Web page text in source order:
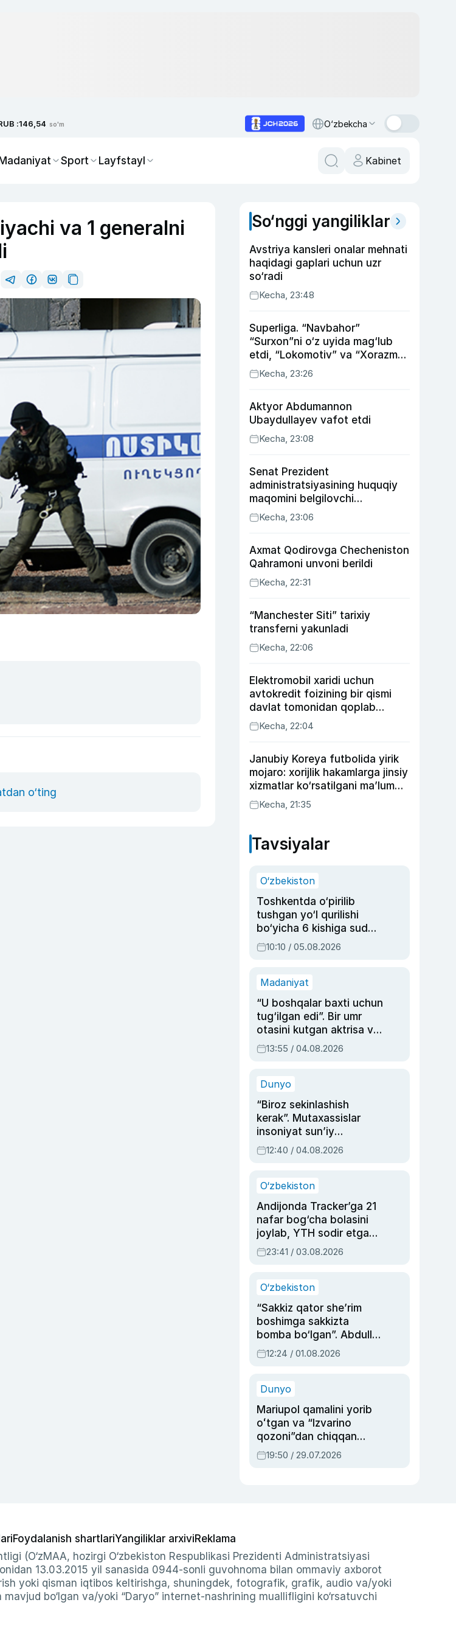
:146,54 so'm O‘zbekcha
Sport Layfstayl Kabinet
va 1 generalni
o‘ting
So‘nggi yangiliklar
Avstriya kansleri onalar mehnati
haqidagi gaplari uchun uzr
so‘radi
Kecha, 23:48
Superliga. “Navbahor”
“Surxon”ni o‘z uyida mag‘lub
etdi, “Lokomotiv” va “Xorazm”
uyda g‘alaba qozondi
Kecha, 23:26
Aktyor Abdu­mannon
Ubaydullayev vafot etdi
Kecha, 23:08
Senat Prezident
administratsiyasining huquqiy
maqomini belgilovchi
konstitutsiyaviy qonunni
ma’qulladi
Kecha, 23:06
Axmat Qodirovga Checheniston
Qahramoni unvoni berildi
Kecha, 22:31
“Manchester Siti” tarixiy
transferni yakunladi
Kecha, 22:06
Elektromobil xaridi uchun
avtokredit foizining bir qismi
davlat tomonidan qoplab
berilishi mumkin
Kecha, 22:04
Janubiy Koreya futbolida yirik
mojaro: xorijlik hakamlarga jinsiy
xizmatlar ko‘rsatilgani ma’lum
qilindi
Kecha, 21:35
Tavsiyalar
O‘zbekiston
Toshkentda o‘pirilib
tushgan yo‘l qurilishi
bo‘yicha 6 kishiga sud
hukmi o‘qildi
10:10 / 05.08.2026
Madaniyat
“U boshqalar baxti uchun
tug‘ilgan edi”. Bir umr
otasini kutgan aktrisa va
dublyaj ustasi Rimma
Ahmedovaning
13:55 / 04.08.2026
Dunyo
“Biroz sekinlashish
kerak”. Mutaxassislar
insoniyat sun’iy
intellektni boshqara
olmay qolishidan xavotir
12:40 / 04.08.2026
O‘zbekiston
Andijonda Tracker’ga 21
nafar bog‘cha bolasini
joylab, YTH sodir etgan
ayolga sud hukmi o‘qildi
23:41 / 03.08.2026
O‘zbekiston
“Sakkiz qator she’rim
boshimga sakkizta
bomba bo‘lgan”. Abdulla
Oripovni siyosiy
ayblovlardan asrab
12:24 / 01.08.2026
Dunyo
Mariupol qamalini yorib
oʻtgan va “Izvarino
qozoni”dan chiqqan
qahramon — Ukraina
armiyasi bosh
19:50 / 29.07.2026
Foydalanish shartlariYangiliklar arxiviReklama
(O‘zMAA, hozirgi O‘zbekiston Respublikasi Prezidenti Administratsiyasi
13.03.2015 yil sanasida 0944-sonli guvohnoma bilan ommaviy axborot
yoki qisman iqtibos keltirishga, shuningdek, fotografik, grafik, audio va/yoki
bo‘lgan va/yoki “Daryo” internet-nashrining muallifligini ko‘rsatuvchi